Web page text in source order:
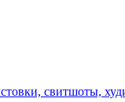
свитшоты,